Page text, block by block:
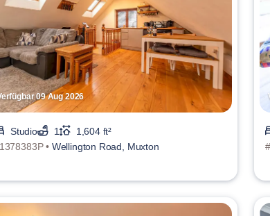
09 Aug 2026
Studio 1
1,604 ft²
• Wellington Road, Muxton